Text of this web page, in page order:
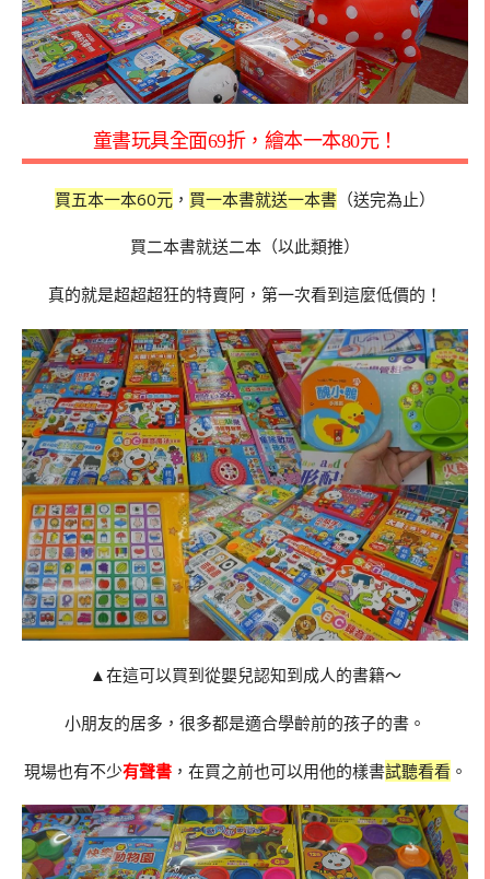
童書玩具全面69折，繪本一本80元！
買五本一本60元 ， 買一本書就送一本書 （送完為止）
買二本書就送二本（以此類推）
真的就是超超超狂的特賣阿，第一次看到這麼低價的！
▲在這可以買到從嬰兒認知到成人的書籍～
小朋友的居多，很多都是適合學齡前的孩子的書。
現場也有不少有聲書，在買之前也可以用他的樣書試聽看看 。